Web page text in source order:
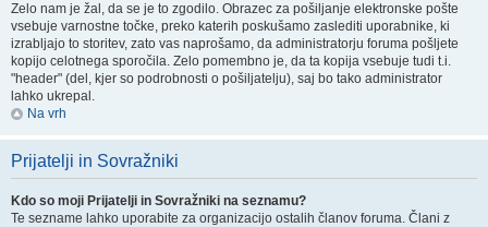
Zelo nam je žal, da se je to zgodilo. Obrazec za pošiljanje elektronske pošte
vsebuje varnostne točke, preko katerih poskušamo zaslediti uporabnike, ki
izrabljajo to storitev, zato vas naprošamo, da administratorju foruma pošljete
kopijo celotnega sporočila. Zelo pomembno je, da ta kopija vsebuje tudi t.i.
"header" (del, kjer so podrobnosti o pošiljatelju), saj bo tako administrator
lahko ukrepal.
Na vrh
Prijatelji in Sovražniki
Kdo so moji Prijatelji in Sovražniki na seznamu?
Te sezname lahko uporabite za organizacijo ostalih članov foruma. Člani z